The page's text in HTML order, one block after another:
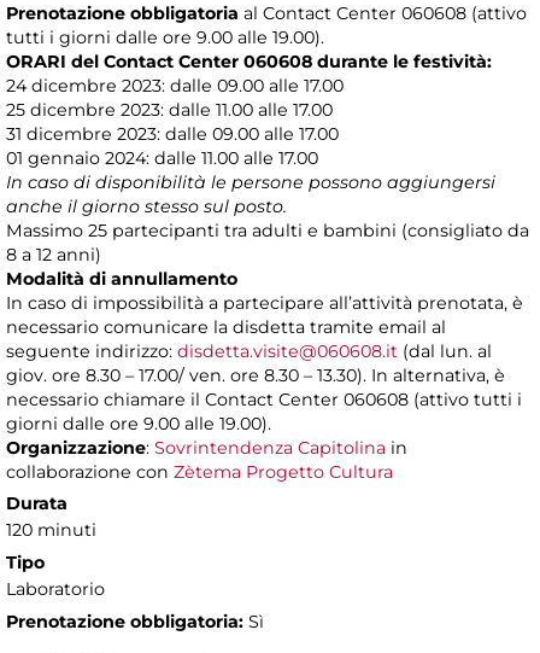
Prenotazione obbligatoria al Contact Center 060608 (attivo
tutti i giorni dalle ore 9.00 alle 19.00).
ORARI del Contact Center 060608 durante le festività:
24 dicembre 2023: dalle 09.00 alle 17.00
25 dicembre 2023: dalle 11.00 alle 17.00
31 dicembre 2023: dalle 09.00 alle 17.00
01 gennaio 2024: dalle 11.00 alle 17.00
In caso di disponibilità le persone possono aggiungersi
anche il giorno stesso sul posto.
Massimo 25 partecipanti tra adulti e bambini (consigliato da
8 a 12 anni)
Modalità di annullamento
In caso di impossibilità a partecipare all’attività prenotata, è
necessario comunicare la disdetta tramite email al
seguente indirizzo: disdetta.visite@060608.it (dal lun. al
giov. ore 8.30 – 17.00/ ven. ore 8.30 – 13.30). In alternativa, è
necessario chiamare il Contact Center 060608 (attivo tutti i
giorni dalle ore 9.00 alle 19.00).
Organizzazione: Sovrintendenza Capitolina in
collaborazione con Zètema Progetto Cultura
Durata
120 minuti
Tipo
Laboratorio
Prenotazione obbligatoria: Sì